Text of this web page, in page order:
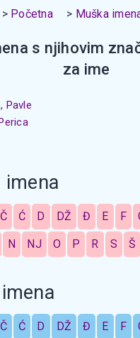
Početna Muška
s njihovim
za ime
Pavle
imena
Č Ć D DŽ Đ E F
N NJ O P R S Š
Č Ć D DŽ Đ E F